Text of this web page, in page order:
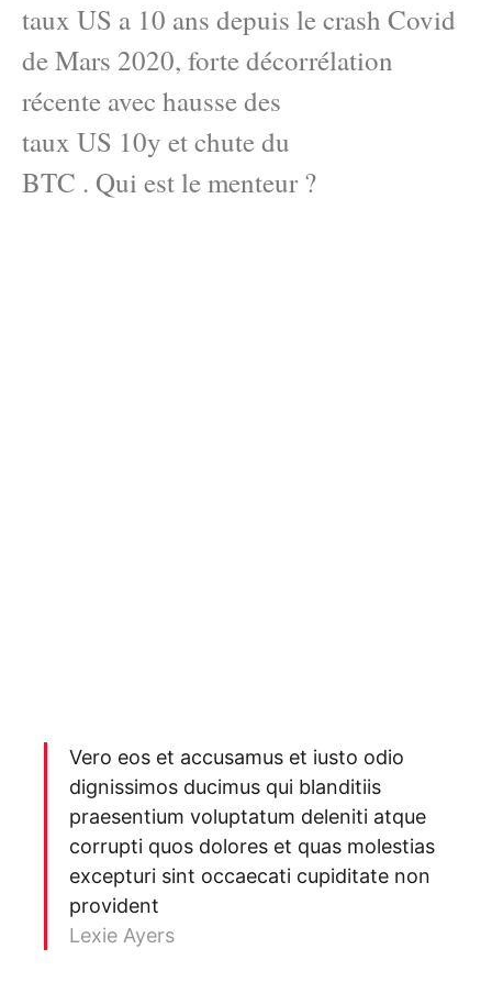
taux US a 10 ans depuis le crash Covid
de Mars 2020, forte décorrélation
récente avec hausse des
taux US 10y et chute du
BTC . Qui est le menteur ?
Vero eos et accusamus et iusto odio
dignissimos ducimus qui blanditiis
praesentium voluptatum deleniti atque
corrupti quos dolores et quas molestias
excepturi sint occaecati cupiditate non
provident
Lexie Ayers